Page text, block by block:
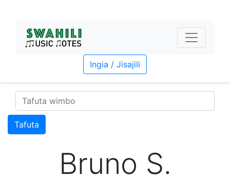
Ingia / Jisajili
Tafuta
Bruno S.